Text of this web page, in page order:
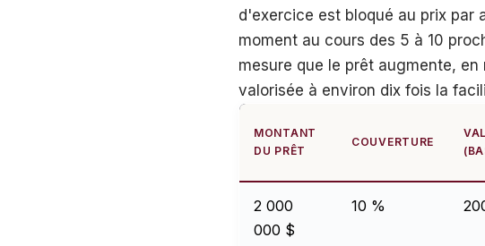
d'exercice est bloqué au prix par
moment au cours des 5 à 10
mesure que le prêt augmente,
valorisée à environ dix fois la
MONTANT
DU PRÊT
COUVERTURE
2 000
000 $
10 %